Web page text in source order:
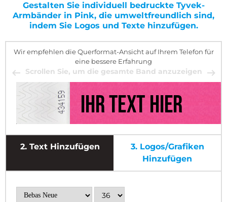
Gestalten Sie individuell bedruckte Tyvek-
Armbänder in Pink, die umweltfreundlich sind,
indem Sie Logos und Texte hinzufügen.
Wir empfehlen die Querformat-Ansicht auf Ihrem Telefon für
eine bessere Erfahrung
Scrollen Sie, um die gesamte Band anzuzeigen
2. Text Hinzufügen 3. Logos/Grafiken
Hinzufügen